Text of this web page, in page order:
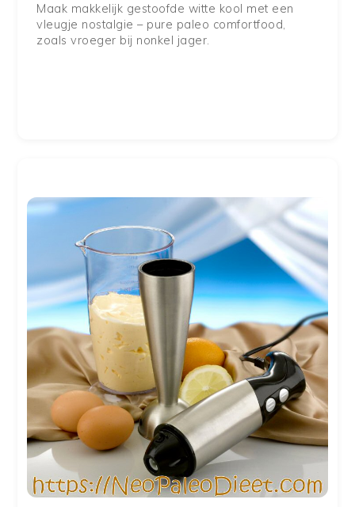
Maak makkelijk gestoofde witte kool met een
vleugje nostalgie – pure paleo comfortfood,
zoals vroeger bij nonkel jager.